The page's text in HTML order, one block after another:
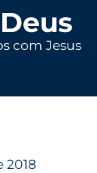
com Jesus
2018